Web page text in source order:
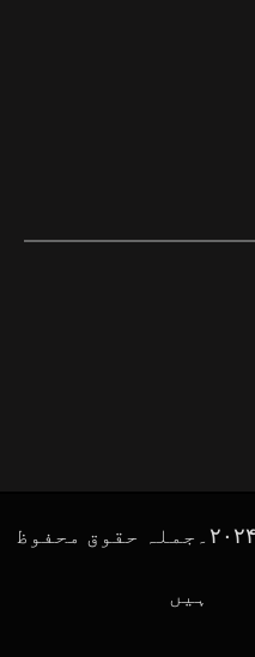
تاشقند اردو ۲۰۲۴۔جملہ حقوق محفوظ
ہیں